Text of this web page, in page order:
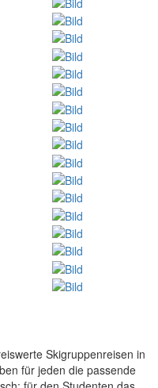
Skigruppenreisen in
für jeden die passende